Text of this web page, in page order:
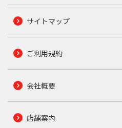
サイトマップ
ご利用規約
会社概要
店舗案内